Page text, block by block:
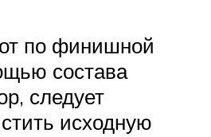
по финишной
состава
следует
исходную